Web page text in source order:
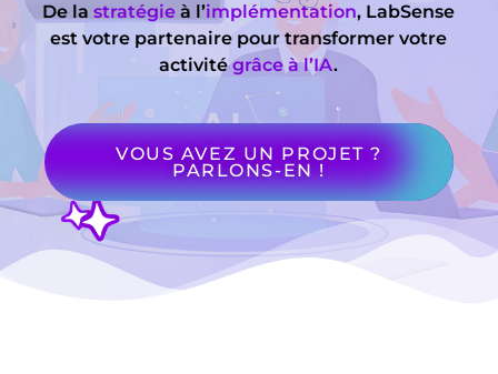
De lastratégie à l’implémentation, LabSense
est votre partenaire pour transformer votre
activitégrâce à l’IA.
VOUS AVEZ UN PROJET ?
PARLONS-EN !